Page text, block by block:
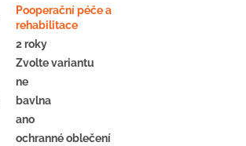
Pooperační péče a
rehabilitace
2 roky
Zvolte variantu
ne
bavlna
ano
ochranné oblečení